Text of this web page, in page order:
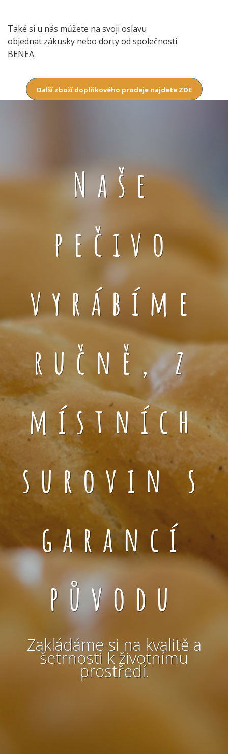
Také si u nás můžete na svoji oslavu
objednat zákusky nebo dorty od společnosti
BENEA.
Další zboží doplňkového prodeje najdete ZDE
Naše
pečivo
vyrábíme
ručně, z
místních
surovin s
garancí
původu
Zakládáme si na kvalitě a
šetrnosti k životnímu
prostředí.